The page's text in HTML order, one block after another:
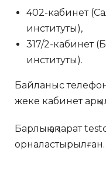
402-кабинет
институты),
317/2-кабинет
институты).
Байланыс
жеке кабинет
Барлық ақпарат
орналастырылған.